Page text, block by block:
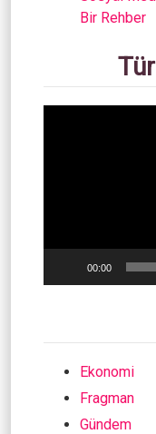
Bir Rehber
00:00
Ekonomi
Fragman
Gündem